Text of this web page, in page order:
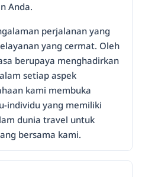
Anda.
perjalanan yang
yang cermat. Oleh
berupaya menghadirkan
setiap aspek
kami membuka
individu yang memiliki
dunia travel untuk
bersama kami.